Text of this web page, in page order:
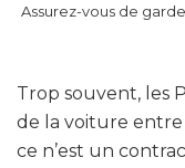
Assurez-vous de
Trop souvent, les
de la voiture entre
ce n’est un